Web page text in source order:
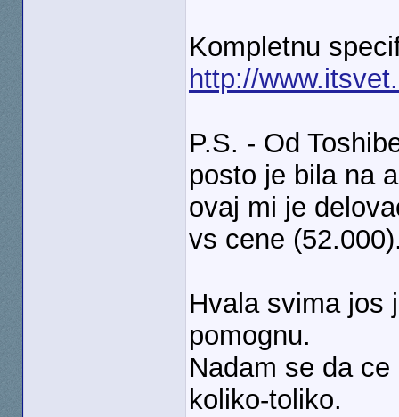
Kompletnu
http://
P.S. - Od
posto je bila na
ovaj mi je
vs cene
Hvala svima jos
pomognu.
Nadam se da
koliko-toliko.